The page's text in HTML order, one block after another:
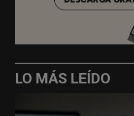
LO MÁS LEÍDO